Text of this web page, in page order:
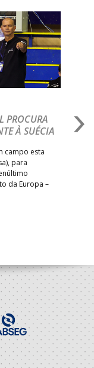
PROCURA
À SUÉCIA
campo esta
para
da Europa –